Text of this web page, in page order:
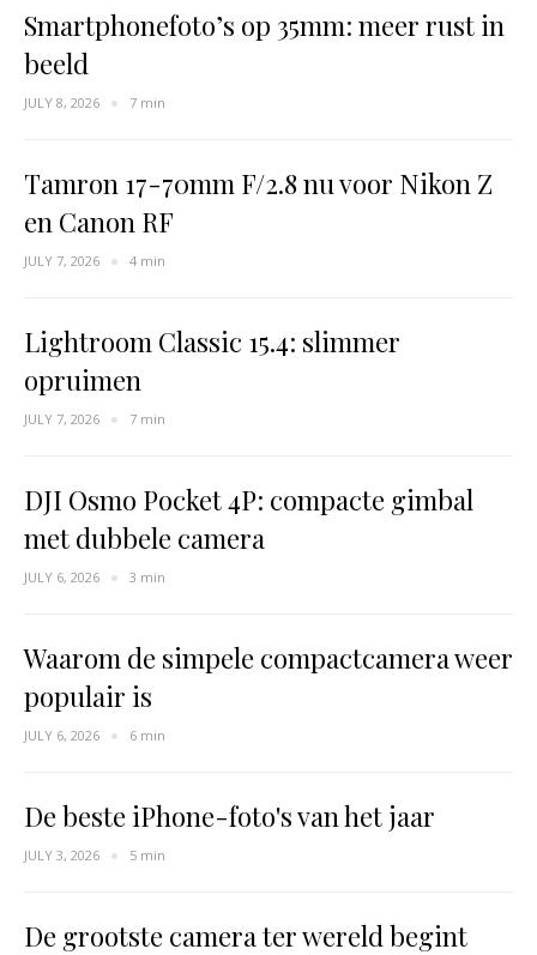
Smartphonefoto’s op 35mm: meer rust in
beeld
JULY 8, 2026 7 min
Tamron 17-70mm F/2.8 nu voor Nikon Z
en Canon RF
JULY 7, 2026 4 min
Lightroom Classic 15.4: slimmer
opruimen
JULY 7, 2026 7 min
DJI Osmo Pocket 4P: compacte gimbal
met dubbele camera
JULY 6, 2026 3 min
Waarom de simpele compactcamera weer
populair is
JULY 6, 2026 6 min
De beste iPhone-foto's van het jaar
JULY 3, 2026 5 min
De grootste camera ter wereld begint